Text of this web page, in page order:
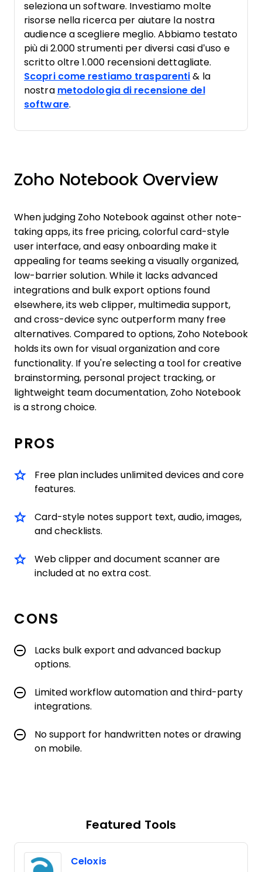
seleziona un software. Investiamo molte
risorse nella ricerca per aiutare la nostra
audience a scegliere meglio. Abbiamo testato
più di 2.000 strumenti per diversi casi d’uso e
scritto oltre 1.000 recensioni dettagliate.
Scopri come restiamo trasparenti & la
nostra metodologia di recensione del
software.
Zoho Notebook Overview
When judging Zoho Notebook against other note-
taking apps, its free pricing, colorful card-style
user interface, and easy onboarding make it
appealing for teams seeking a visually organized,
low-barrier solution. While it lacks advanced
integrations and bulk export options found
elsewhere, its web clipper, multimedia support,
and cross-device sync outperform many free
alternatives. Compared to options, Zoho Notebook
holds its own for visual organization and core
functionality. If you're selecting a tool for creative
brainstorming, personal project tracking, or
lightweight team documentation, Zoho Notebook
is a strong choice.
PROS
Free plan includes unlimited devices and core
features.
Card-style notes support text, audio, images,
and checklists.
Web clipper and document scanner are
included at no extra cost.
CONS
Lacks bulk export and advanced backup
options.
Limited workflow automation and third-party
integrations.
No support for handwritten notes or drawing
on mobile.
Featured Tools
Celoxis